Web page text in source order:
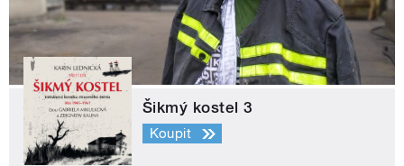
Šikmý kostel 3
Koupit